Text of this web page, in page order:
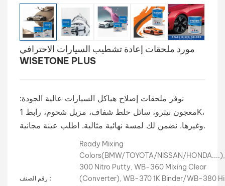
بالعربية
فارسی
中文
مورد ملحقات إعادة تشطيب السيارات الاحترافي
WISETONE PLUS
نوفر ملحقات إصلاح هياكل السيارات عالية الجودة:
معجون نيترو، سائل خلط شفاف، مزيل شحوم، رابط 1K،
وغيرها. نضمن لك لمسة نهائية مثالية. اطلب عينة مجانية.
رقم الصنف :
Ready Mixing
Colors(BMW/TOYOTA/NISSAN/
300 Nitro Putty, WB-360 Mixing Clear
(Converter), WB-370 1K Binder/WB-380